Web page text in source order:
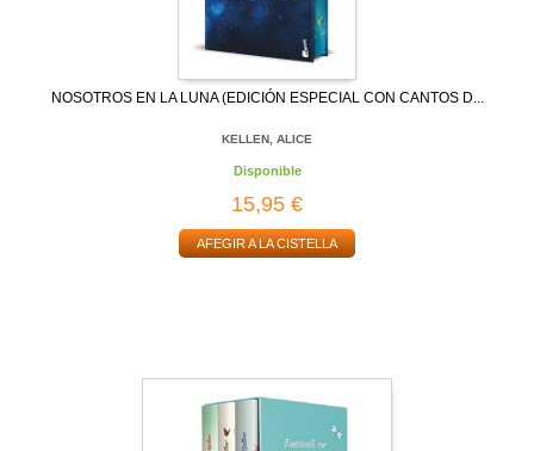
NOSOTROS EN LA LUNA (EDICIÓN ESPECIAL CON CANTOS D...
KELLEN, ALICE
Disponible
15,95 €
AFEGIR A LA CISTELLA